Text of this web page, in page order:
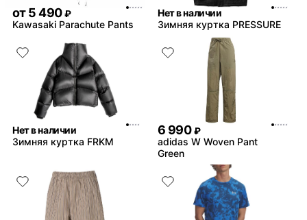
от5 490 ₽
Kawasaki Parachute Pants
Нет в наличии
Зимняя куртка PRESSURE
Нет в наличии
Зимняя куртка FRKM
6 990 ₽
adidas W Woven Pant
Green